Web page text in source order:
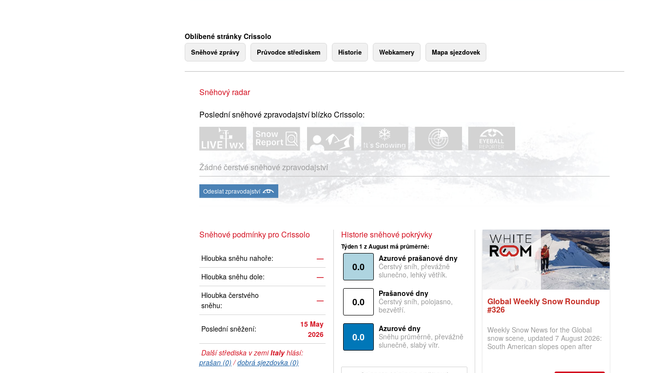
Oblíbené stránky Crissolo
Sněhové zprávy Průvodce střediskem Historie Webkamery Mapa sjezdovek
Sněhový radar
Poslední sněhové zpravodajství blízko Crissolo:
Žádné čerstvé sněhové zpravodajství
Odeslat zpravodajství
Sněhové podmínky pro Crissolo
Hloubka sněhu nahoře:
—
Hloubka sněhu dole:
—
Hloubka čerstvého
sněhu:
—
Poslední sněžení:
15 May
2026
Další střediska v zemiItalyhlásí:
prašan (0) /dobrá sjezdovka (0)
Historie sněhové pokrývky
Týden 1 z August má průměrně:
0.0
Azurové prašanové dny
Čerstvý sníh, převážně
slunečno, lehký větřík.
0.0
Prašanové dny
Čerstvý sníh, polojasno,
bezvětří.
0.0
Azurové dny
Sněhu průměrně, převážně
slunečně, slabý vítr.
Global Weekly Snow Roundup
#326
Weekly Snow News for the Global
snow scene, updated 7 August 2026:
South American slopes open after
Australian areas open most terrain of